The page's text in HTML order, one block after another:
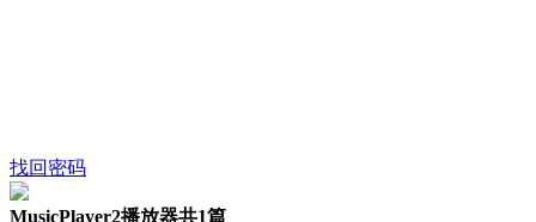
找回密码
MusicPlayer2播放器共1篇